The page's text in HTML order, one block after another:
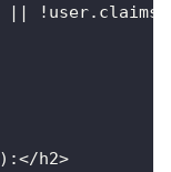
|| ! user. claims
) :</h2>